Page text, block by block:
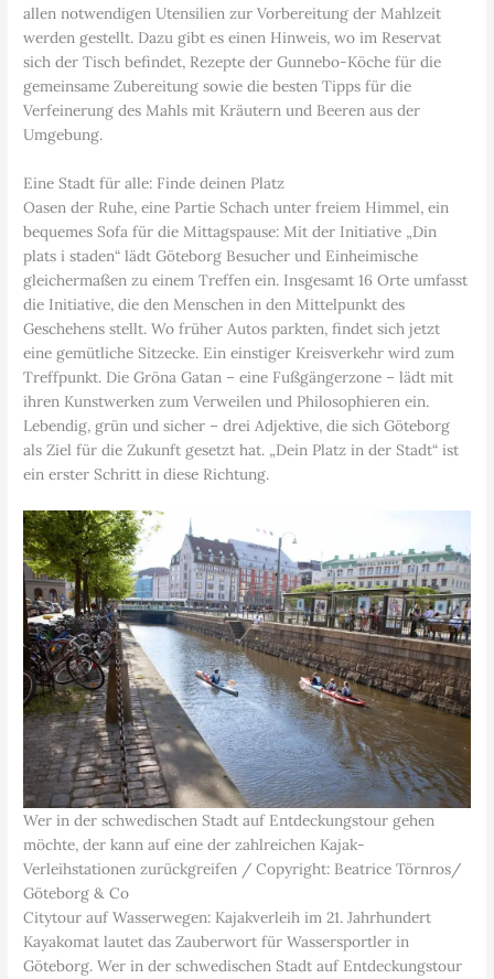
allen notwendigen Utensilien zur Vorbereitung der Mahlzeit
werden gestellt. Dazu gibt es einen Hinweis, wo im Reservat
sich der Tisch befindet, Rezepte der Gunnebo-Köche für die
gemeinsame Zubereitung sowie die besten Tipps für die
Verfeinerung des Mahls mit Kräutern und Beeren aus der
Umgebung.
Eine Stadt für alle: Finde deinen Platz
Oasen der Ruhe, eine Partie Schach unter freiem Himmel, ein
bequemes Sofa für die Mittagspause: Mit der Initiative „Din
plats i staden“ lädt Göteborg Besucher und Einheimische
gleichermaßen zu einem Treffen ein. Insgesamt 16 Orte umfasst
die Initiative, die den Menschen in den Mittelpunkt des
Geschehens stellt. Wo früher Autos parkten, findet sich jetzt
eine gemütliche Sitzecke. Ein einstiger Kreisverkehr wird zum
Treffpunkt. Die Gröna Gatan – eine Fußgängerzone – lädt mit
ihren Kunstwerken zum Verweilen und Philosophieren ein.
Lebendig, grün und sicher – drei Adjektive, die sich Göteborg
als Ziel für die Zukunft gesetzt hat. „Dein Platz in der Stadt“ ist
ein erster Schritt in diese Richtung.
Wer in der schwedischen Stadt auf Entdeckungstour gehen
möchte, der kann auf eine der zahlreichen Kajak-
Verleihstationen zurückgreifen / Copyright: Beatrice Törnros/
Göteborg & Co
Citytour auf Wasserwegen: Kajakverleih im 21. Jahrhundert
Kayakomat lautet das Zauberwort für Wassersportler in
Göteborg. Wer in der schwedischen Stadt auf Entdeckungstour